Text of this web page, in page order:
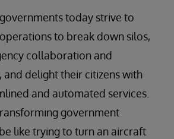
today strive to
to break down silos,
collaboration and
and delight their citizens with
and automated services.
government
like trying to turn an aircraft